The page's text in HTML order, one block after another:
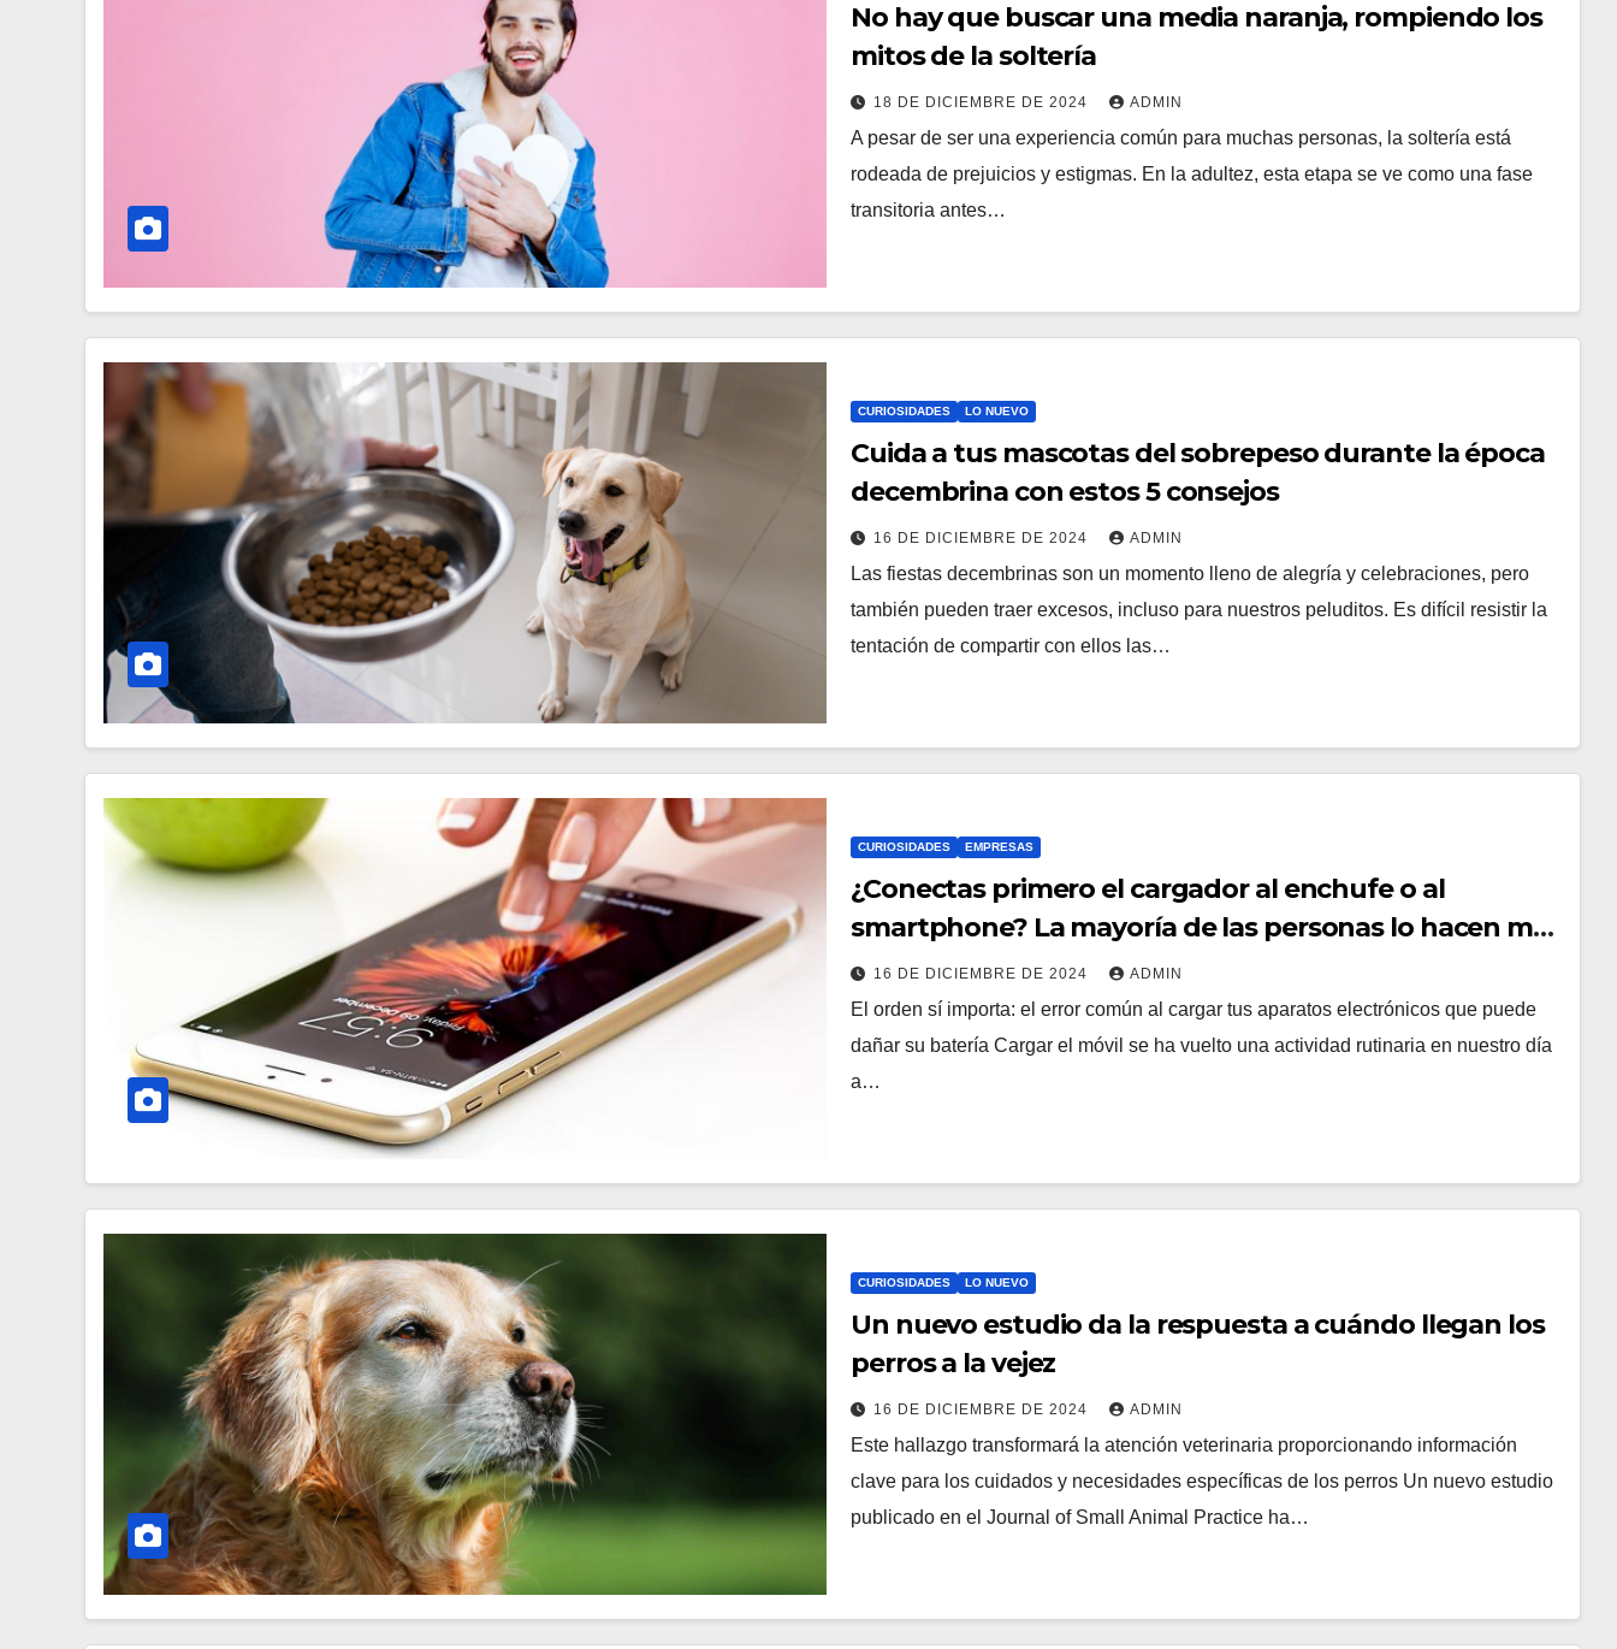
No hay que buscar una media naranja, rompiendo los
mitos de la soltería
18 DE DICIEMBRE DE 2024 ADMIN
A pesar de ser una experiencia común para muchas personas, la soltería está
rodeada de prejuicios y estigmas. En la adultez, esta etapa se ve como una fase
transitoria antes…
CURIOSIDADES LO NUEVO
Cuida a tus mascotas del sobrepeso durante la época
decembrina con estos 5 consejos
16 DE DICIEMBRE DE 2024 ADMIN
Las fiestas decembrinas son un momento lleno de alegría y celebraciones, pero
también pueden traer excesos, incluso para nuestros peluditos. Es difícil resistir la
tentación de compartir con ellos las…
CURIOSIDADES EMPRESAS
¿Conectas primero el cargador al enchufe o al
smartphone? La mayoría de las personas lo hacen mal
y dañan sus dispositivos
16 DE DICIEMBRE DE 2024 ADMIN
El orden sí importa: el error común al cargar tus aparatos electrónicos que puede
dañar su batería Cargar el móvil se ha vuelto una actividad rutinaria en nuestro día
a…
CURIOSIDADES LO NUEVO
Un nuevo estudio da la respuesta a cuándo llegan los
perros a la vejez
16 DE DICIEMBRE DE 2024 ADMIN
Este hallazgo transformará la atención veterinaria proporcionando información
clave para los cuidados y necesidades específicas de los perros Un nuevo estudio
publicado en el Journal of Small Animal Practice ha…